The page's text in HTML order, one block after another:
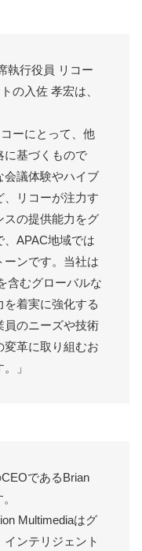
執行役員 リコー
の入佐 孝宏は、
ーにとって、他
に基づくもので
会議体験やハイブ
、リコーが注力す
スの提供能力をグ
、APAC地域では
ンです。当社は
含むグローバルな
を着実に強化する
員のニーズや技術
革に取り組むお
」
であるBrian
Multimediaはグ
ンテリジェント